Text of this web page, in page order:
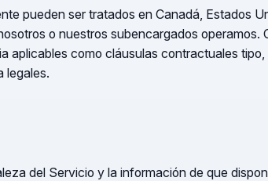
pueden ser tratados en Canadá, Estados
o nuestros subencargados operamos.
aplicables como cláusulas contractuales
legales.
del Servicio y la información de que